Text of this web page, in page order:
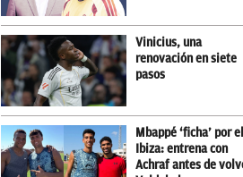
Vinicius, una
renovación en siete
pasos
Mbappé ‘ficha’ por el
Ibiza: entrena con
Achraf antes de